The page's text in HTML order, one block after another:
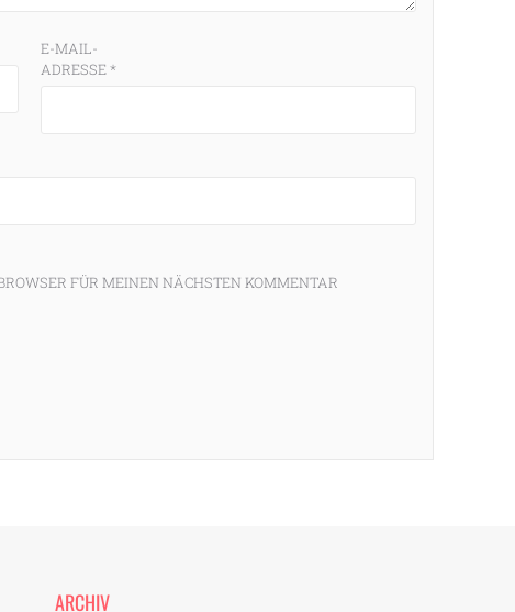
E-MAIL-
ADRESSE*
FÜR MEINEN NÄCHSTEN KOMMENTAR
ARCHIV